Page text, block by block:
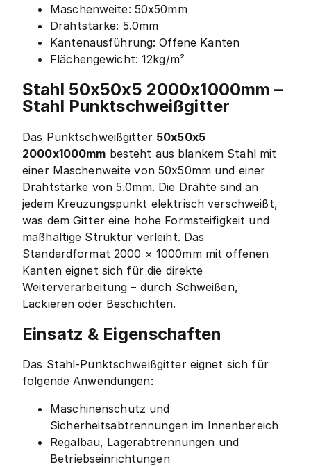
Maschenweite: 50x50mm
Drahtstärke: 5.0mm
Kantenausführung: Offene Kanten
Flächengewicht: 12kg/m²
Stahl 50x50x5 2000x1000mm –
Stahl Punktschweißgitter
Das Punktschweißgitter 50x50x5
2000x1000mm besteht aus blankem Stahl mit
einer Maschenweite von 50x50mm und einer
Drahtstärke von 5.0mm. Die Drähte sind an
jedem Kreuzungspunkt elektrisch verschweißt,
was dem Gitter eine hohe Formsteifigkeit und
maßhaltige Struktur verleiht. Das
Standardformat 2000 × 1000mm mit offenen
Kanten eignet sich für die direkte
Weiterverarbeitung – durch Schweißen,
Lackieren oder Beschichten.
Einsatz & Eigenschaften
Das Stahl-Punktschweißgitter eignet sich für
folgende Anwendungen:
Maschinenschutz und
Sicherheitsabtrennungen im Innenbereich
Regalbau, Lagerabtrennungen und
Betriebseinrichtungen